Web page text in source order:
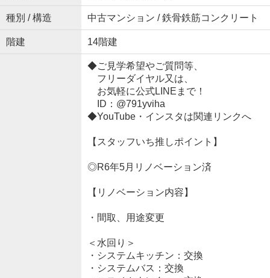
種別 / 構造 中古マンション / 鉄骨鉄筋コンクリート
階建 14階建
◆ご見学希望やご質問等、
フリーダイヤル又は、
お気軽に公式LINEまで！
ID：@791yviha
◆YouTube・インスタは関連リンクへ
【スタッフいち推しポイント】
◎R6年5月リノベーション済
【リノベーション内容】
・間取、用途変更
＜水回り＞
・システムキッチン：交換
・システムバス：交換